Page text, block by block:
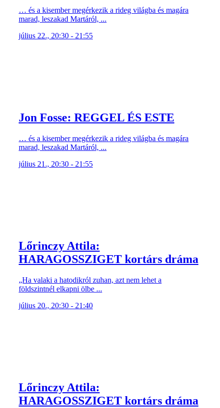
… és a kisember megérkezik a rideg világba és magára
marad, leszakad Martáról, ...
július 22., 20:30 - 21:55
Jon Fosse: REGGEL ÉS ESTE
… és a kisember megérkezik a rideg világba és magára
marad, leszakad Martáról, ...
július 21., 20:30 - 21:55
Lőrinczy Attila:
HARAGOSSZIGET kortárs dráma
„Ha valaki a hatodikról zuhan, azt nem lehet a
földszintnél elkapni ölbe ...
július 20., 20:30 - 21:40
Lőrinczy Attila:
HARAGOSSZIGET kortárs dráma